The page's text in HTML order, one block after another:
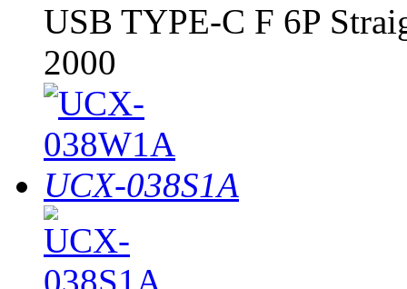
USB TYPE-C F 6P
2000
UCX-038S1A